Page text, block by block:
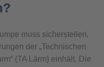
muss sicherstellen,
der „Technischen
(TA Lärm) einhält. Die